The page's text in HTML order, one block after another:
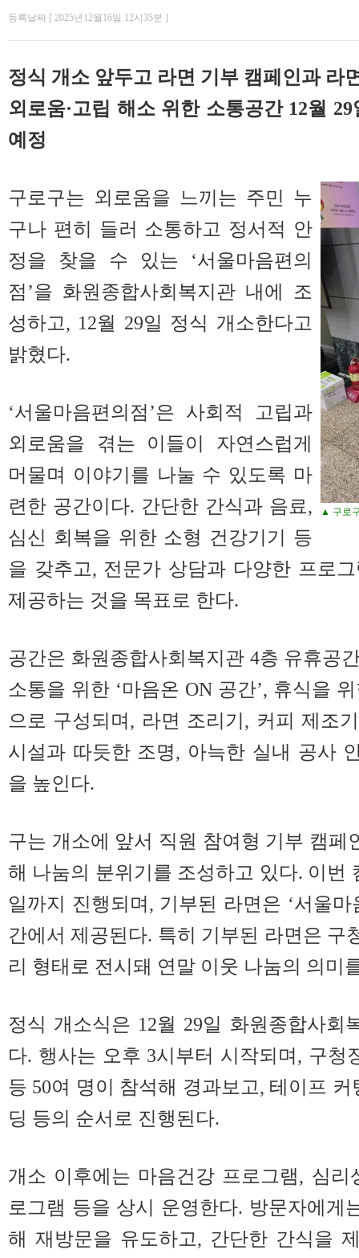
등록날짜 [ 2025년12월16일 12시35분 ]
정식 개소 앞두고 라면 기부 캠페인과 라
외로움·고립 해소 위한 소통공간 12월
예정
▲ 구로
구로구는 외로움을 느끼는 주민 누
구나 편히 들러 소통하고 정서적 안
정을 찾을 수 있는 ‘서울마음편의
점’을 화원종합사회복지관 내에 조
성하고, 12월 29일 정식 개소한다고
밝혔다.
‘서울마음편의점’은 사회적 고립과
외로움을 겪는 이들이 자연스럽게
머물며 이야기를 나눌 수 있도록 마
련한 공간이다. 간단한 간식과 음료,
심신 회복을 위한 소형 건강기기 등
을 갖추고, 전문가 상담과 다양한 프로
제공하는 것을 목표로 한다.
공간은 화원종합사회복지관 4층 유휴공
소통을 위한 ‘마음온 ON 공간’, 휴식을
으로 구성되며, 라면 조리기, 커피 제조
시설과 따듯한 조명, 아늑한 실내 공사
을 높인다.
구는 개소에 앞서 직원 참여형 기부 캠페
해 나눔의 분위기를 조성하고 있다. 이번
일까지 진행되며, 기부된 라면은 ‘서울
간에서 제공된다. 특히 기부된 라면은 구
리 형태로 전시돼 연말 이웃 나눔의 의미
정식 개소식은 12월 29일 화원종합사회
다. 행사는 오후 3시부터 시작되며, 구청
등 50여 명이 참석해 경과보고, 테이프
딩 등의 순서로 진행된다.
개소 이후에는 마음건강 프로그램, 심
로그램 등을 상시 운영한다. 방문자에게
해 재방문을 유도하고, 간단한 간식을